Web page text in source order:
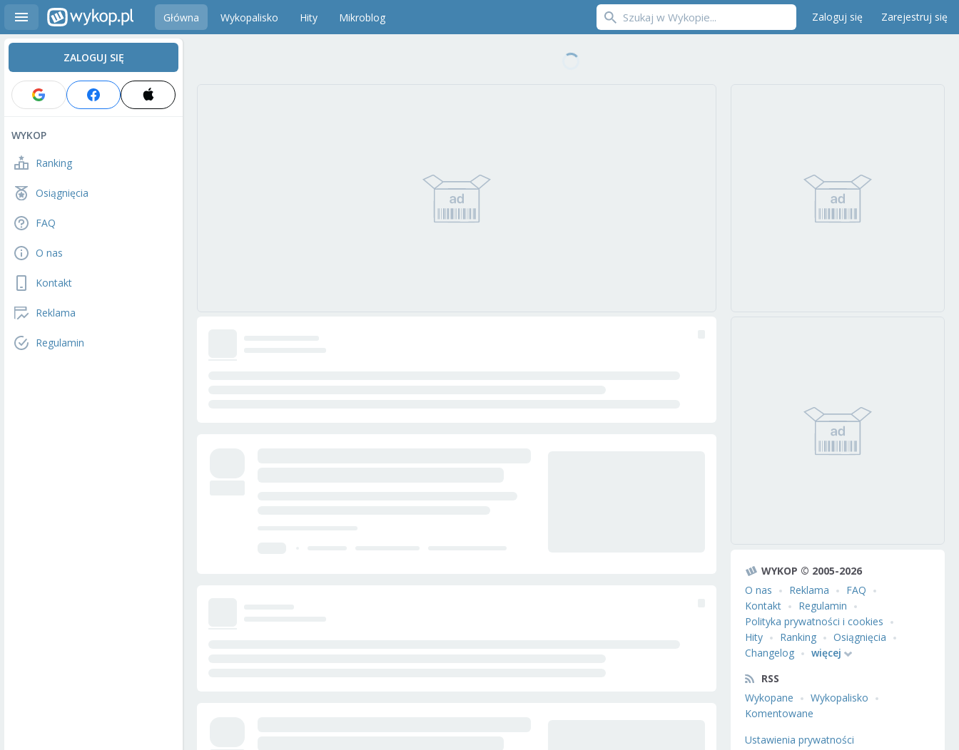
Główna Wykopalisko Hity Mikroblog Zaloguj się Zarejestruj się
ZALOGUJ SIĘ
WYKOP
Ranking
Osiągnięcia
FAQ
O nas
Kontakt
Reklama
Regulamin
WYKOP © 2005-2026
O nas
Reklama
FAQ
Kontakt
Regulamin
Polityka prywatności i cookies
Hity
Ranking
Osiągnięcia
Changelog
więcej
RSS
Wykopane
Wykopalisko
Komentowane
Ustawienia prywatności